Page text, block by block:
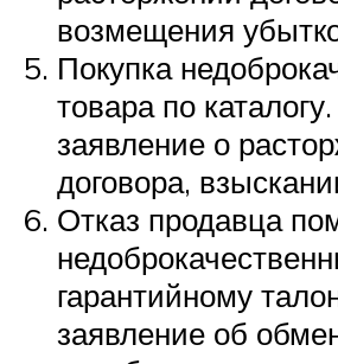
возмещения
Покупка
товара по
заявление о
договора,
Отказ продавца
гарантийному
заявление об